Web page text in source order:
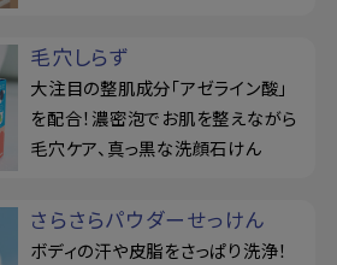
毛穴しらず
大注目の整肌成分「アゼライン酸」
を配合！濃密泡でお肌を整えながら
毛穴ケア、真っ黒な洗顔石けん
さらさらパウダーせっけん
ボディの汗や皮脂をさっぱり洗浄！